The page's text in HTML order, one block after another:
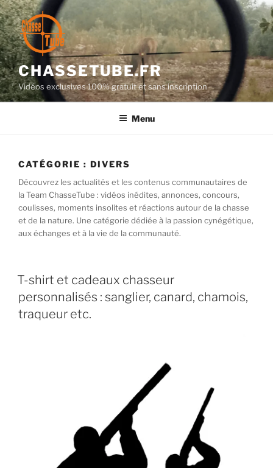
Aller
au
contenu
principal
CHASSETUBE.FR
Vidéos exclusives 100% gratuit et sans inscription
Menu
CATÉGORIE : DIVERS
Découvrez les actualités et les contenus communautaires de
la Team ChasseTube : vidéos inédites, annonces, concours,
coulisses, moments insolites et réactions autour de la chasse
et de la nature. Une catégorie dédiée à la passion cynégétique,
aux échanges et à la vie de la communauté.
PUBLIÉ
LE
T-shirt et cadeaux chasseur
personnalisés : sanglier, canard, chamois,
traqueur etc.